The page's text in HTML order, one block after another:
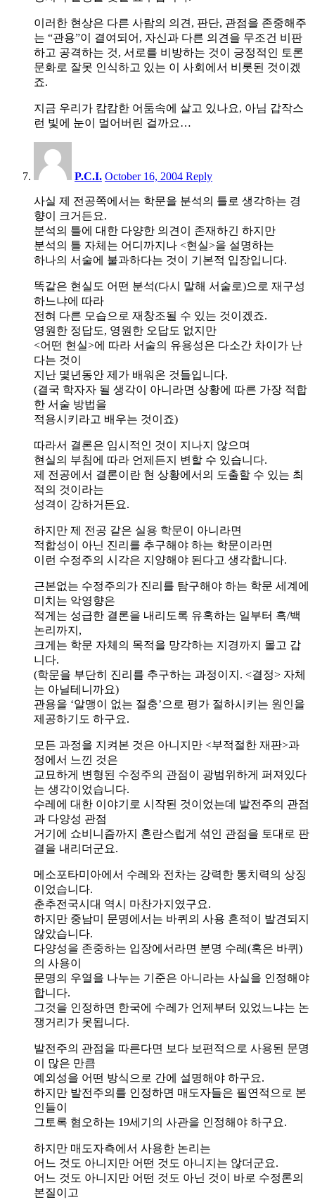
이러한 현상은 다른 사람의 의견, 판단, 관점을 존중해주
는 “관용”이 결여되어, 자신과 다른 의견을 무조건 비판
하고 공격하는 것, 서로를 비방하는 것이 긍정적인 토론
문화로 잘못 인식하고 있는 이 사회에서 비롯된 것이겠
죠.
지금 우리가 캄캄한 어둠속에 살고 있나요, 아님 갑작스
런 빛에 눈이 멀어버린 걸까요…
P.C.I. October 16, 2004 Reply
사실 제 전공쪽에서는 학문을 분석의 틀로 생각하는 경
향이 크거든요.
분석의 틀에 대한 다양한 의견이 존재하긴 하지만
분석의 틀 자체는 어디까지나 <현실>을 설명하는
하나의 서술에 불과하다는 것이 기본적 입장입니다.
똑같은 현실도 어떤 분석(다시 말해 서술로)으로 재구성
하느냐에 따라
전혀 다른 모습으로 재창조될 수 있는 것이겠죠.
영원한 정답도, 영원한 오답도 없지만
<어떤 현실>에 따라 서술의 유용성은 다소간 차이가 난
다는 것이
지난 몇년동안 제가 배워온 것들입니다.
(결국 학자자 될 생각이 아니라면 상황에 따른 가장 적합
한 서술 방법을
적용시키라고 배우는 것이죠)
따라서 결론은 임시적인 것이 지나지 않으며
현실의 부침에 따라 언제든지 변할 수 있습니다.
제 전공에서 결론이란 현 상황에서의 도출할 수 있는 최
적의 것이라는
성격이 강하거든요.
하지만 제 전공 같은 실용 학문이 아니라면
적합성이 아닌 진리를 추구해야 하는 학문이라면
이런 수정주의 시각은 지양해야 된다고 생각합니다.
근본없는 수정주의가 진리를 탐구해야 하는 학문 세계에
미치는 악영향은
적게는 성급한 결론을 내리도록 유혹하는 일부터 흑/백
논리까지,
크게는 학문 자체의 목적을 망각하는 지경까지 몰고 갑
니다.
(학문을 부단히 진리를 추구하는 과정이지. <결정> 자체
는 아닐테니까요)
관용을 ‘알맹이 없는 절충’으로 평가 절하시키는 원인을
제공하기도 하구요.
모든 과정을 지켜본 것은 아니지만 <부적절한 재판>과
정에서 느낀 것은
교묘하게 변형된 수정주의 관점이 광범위하게 퍼져있다
는 생각이었습니다.
수레에 대한 이야기로 시작된 것이었는데 발전주의 관점
과 다양성 관점
거기에 쇼비니즘까지 혼란스럽게 섞인 관점을 토대로 판
결을 내리더군요.
메소포타미아에서 수레와 전차는 강력한 통치력의 상징
이었습니다.
춘추전국시대 역시 마찬가지였구요.
하지만 중남미 문명에서는 바퀴의 사용 흔적이 발견되지
않았습니다.
다양성을 존중하는 입장에서라면 분명 수레(혹은 바퀴)
의 사용이
문명의 우열을 나누는 기준은 아니라는 사실을 인정해야
합니다.
그것을 인정하면 한국에 수레가 언제부터 있었느냐는 논
쟁거리가 못됩니다.
발전주의 관점을 따른다면 보다 보편적으로 사용된 문명
이 많은 만큼
예외성을 어떤 방식으로 간에 설명해야 하구요.
하지만 발전주의를 인정하면 매도자들은 필연적으로 본
인들이
그토록 혐오하는 19세기의 사관을 인정해야 하구요.
하지만 매도자측에서 사용한 논리는
어느 것도 아니지만 어떤 것도 아니지는 않더군요.
어느 것도 아니지만 어떤 것도 아닌 것이 바로 수정론의
본질이고